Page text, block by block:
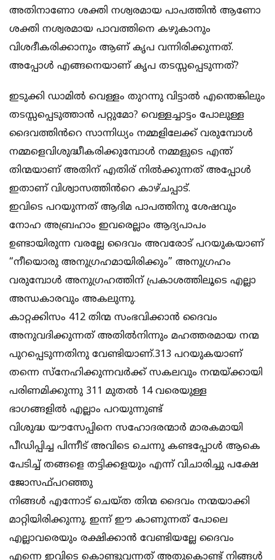
അതിനാണോ ശക്തി നശ്വരമായ പാപത്തിൻ ആണോ
ശക്തി നശ്വരമായ പാവത്തിനെ കഴുകാനും
വിശദീകരിക്കാനും ആണ് കൃപ വന്നിരിക്കുന്നത്.
അപ്പോൾ എങ്ങനെയാണ് കൃപ തടസ്സപ്പെടുന്നത്?
ഇടുക്കി ഡാമിൽ വെള്ളം തുറന്നു വിട്ടാൽ എന്തെങ്കിലും
തടസ്സപ്പെടുത്താൻ പറ്റുമോ? വെള്ളച്ചാട്ടം പോലുള്ള
ദൈവത്തിൻറെ സാന്നിധ്യം നമ്മളിലേക്ക് വരുമ്പോൾ
നമ്മളെവിശുദ്ധീകരിക്കുമ്പോൾ നമ്മളുടെ എന്ത്
തിന്മയാണ് അതിന് എതിര് നിൽക്കുന്നത് അപ്പോൾ
ഇതാണ് വിശ്വാസത്തിൻറെ കാഴ്ചപ്പാട്.
ഇവിടെ പറയുന്നത് ആദിമ പാപത്തിനു ശേഷവും
നോഹ അബ്രഹാം ഇവരെല്ലാം ആദ്യപാപം
ഉണ്ടായിരുന്ന വരല്ലേ ദൈവം അവരോട് പറയുകയാണ്
“നീയൊരു അനുഗ്രഹമായിരിക്കും” അനുഗ്രഹം
വരുമ്പോൾ അനുഗ്രഹത്തിന് പ്രകാശത്തിലൂടെ എല്ലാ
അന്ധകാരവും അകലുന്നു.
കാറ്റക്കിസം 412 തിന്മ സംഭവിക്കാൻ ദൈവം
അനുവദിക്കുന്നത് അതിൽനിന്നും മഹത്തരമായ നന്മ
പുറപ്പെടുന്നതിനു വേണ്ടിയാണ്.313 പറയുകയാണ്
തന്നെ സ്നേഹിക്കുന്നവർക്ക് സകലവും നന്മയ്ക്കായി
പരിണമിക്കുന്നു 311 മുതൽ 14 വരെയുള്ള
ഭാഗങ്ങളിൽ എല്ലാം പറയുന്നുണ്ട്
വിശുദ്ധ യൗസേപ്പിനെ സഹോദരന്മാർ മാരകമായി
പീഡിപ്പിച്ച പിന്നീട് അവിടെ ചെന്നു കണ്ടപ്പോൾ ആകെ
പേടിച്ച് തങ്ങളെ തട്ടിക്കളയും എന്ന് വിചാരിച്ചു പക്ഷേ
ജോസഫ്പറഞ്ഞു
നിങ്ങൾ എന്നോട് ചെയ്ത തിന്മ ദൈവം നന്മയാക്കി
മാറ്റിയിരിക്കുന്നു. ഇന്ന് ഈ കാണുന്നത് പോലെ
എല്ലാവരെയും രക്ഷിക്കാൻ വേണ്ടിയല്ലേ ദൈവം
എന്നെ ഇവിടെ കൊണ്ടുവന്നത് അതുകൊണ്ട് നിങ്ങൾ